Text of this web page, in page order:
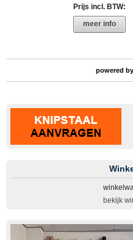
Prijs incl. BTW:
meer info
powered by
bekijk